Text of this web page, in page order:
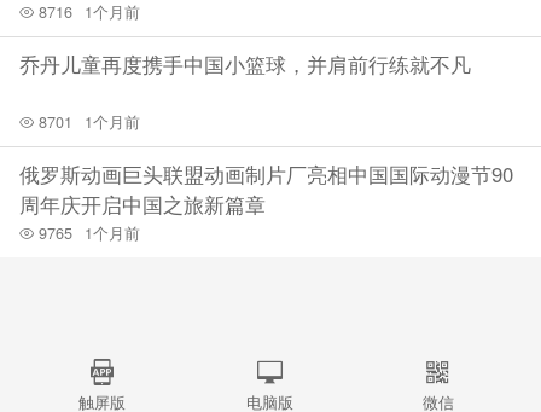
8716 1个月前
乔丹儿童再度携手中国小篮球，并肩前行练就不凡
8701 1个月前
俄罗斯动画巨头联盟动画制片厂亮相中国国际动漫节90
周年庆开启中国之旅新篇章
9765 1个月前
触屏版 电脑版 微信